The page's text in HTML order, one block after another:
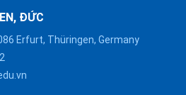
ĐỨC
Erfurt, Thüringen, Germany